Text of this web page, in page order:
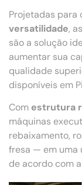
Projetadas para
versatilidade, as
são a solução
aumentar sua
qualidade
disponíveis em
Com estrutura
máquinas
rebaixamento,
fresa — em uma
de acordo com